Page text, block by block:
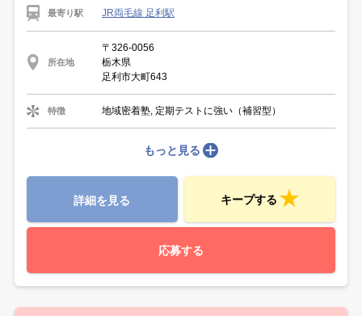
最寄り駅 JR両毛線 足利駅
所在地
〒326-0056
栃木県
足利市大町643
特徴 地域密着塾, 定期テストに強い（補習型）
もっと見る
詳細を見る キープする
応募する